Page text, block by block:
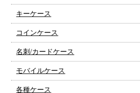
キーケース
コインケース
名刺/カードケース
モバイルケース
各種ケース